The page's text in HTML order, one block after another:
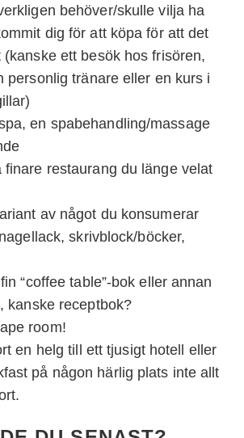
behöver/skulle vilja ha
dig för att köpa för att det
(kanske ett besök hos frisören,
personlig tränare eller en kurs i
en spabehandling/massage
finare restaurang du länge velat
av något du konsumerar
skrivblock/böcker,
“coffee table”-bok eller annan
kanske receptbok?
room!
en helg till ett tjusigt hotell eller
på någon härlig plats inte allt